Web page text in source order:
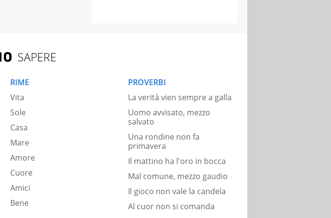
SAPERE
RIME
Vita
Sole
Casa
Mare
Amore
Cuore
Amici
Bene
PROVERBI
La verità vien sempre a galla
Uomo avvisato, mezzo
salvato
Una rondine non fa
primavera
Il mattino ha l'oro in bocca
Mal comune, mezzo gaudio
Il gioco non vale la candela
Al cuor non si comanda